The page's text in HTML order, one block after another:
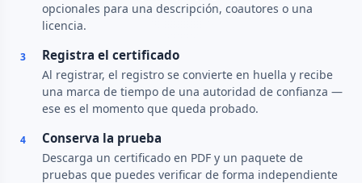
opcionales para una descripción, coautores o una
licencia.
3 Registra el certificado
Al registrar, el registro se convierte en huella y recibe
una marca de tiempo de una autoridad de confianza —
ese es el momento que queda probado.
4 Conserva la prueba
Descarga un certificado en PDF y un paquete de
pruebas que puedes verificar de forma independiente